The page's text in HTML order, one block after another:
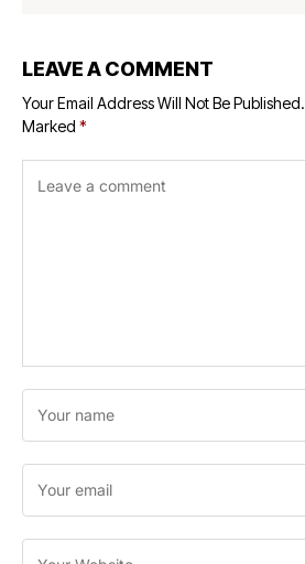
LEAVE A COMMENT
Your Email Address Will Not Be Published.
Marked *